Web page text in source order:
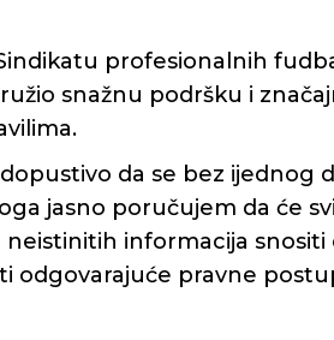
profesionalnih
snažnu podršku i
da se bez ijednog
jasno poručujem da će
informacija
pravne